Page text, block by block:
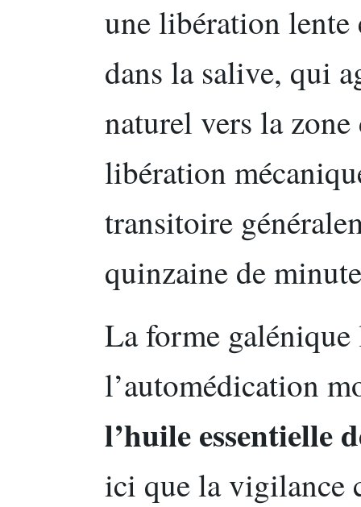
une libération lente
dans la salive, qui
naturel vers la
libération
transitoire
quinzaine de
La forme
l’automédication
l’huile essentielle
ici que la vigilance